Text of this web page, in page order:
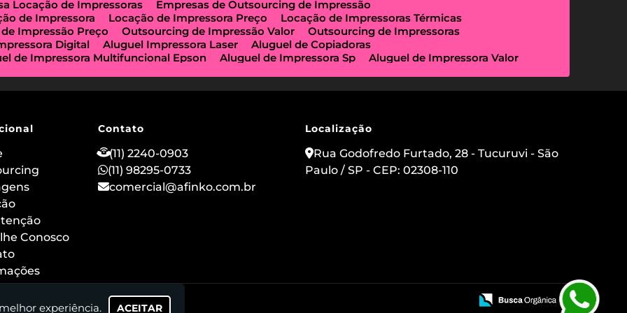
Locação de Impressoras
Empresas de Outsourcing de Impressão
de Impressora Locação de Impressora Preço
Locação de Impressoras Térmicas
Impressão Preço Outsourcing de Impressão Valor
Outsourcing de Impressoras
Digital Aluguel Impressora Laser
Aluguel de Copiadoras
de Impressora Multifuncional Epson Aluguel de Impressora Sp
Aluguel de Impressora Valor
de Impressoras a Laser Locação de Impressoras em São Paulo
Manutenção de Impressora
de Impressora Hp
Outsourcing e Locação de Impressoras
Impressoras Locação de Máquina Copiadora
Locação de Scanner de Mesa
de Impressora a Laser Aluguel de Imprimidora Térmica
Aluguel de Etiquetadora
de Impressoras para Comércios
Locação de Impressoras para Clínicas Médicas
de Impressoras para Escolas
Serviço de Manutenção de Impressoras
Impressora Térmica para Evento
de Impressoras Epson
Locação de Impressoras Multifuncionais em Sp
Conosco
Contato
(11) 2240-0903
(11) 98295-0733
comercial@afinko.com.br
Localização
Rua Godofredo Furtado, 28 - Tucuruvi - São
Paulo / SP - CEP: 02308-110
experiência. ACEITAR